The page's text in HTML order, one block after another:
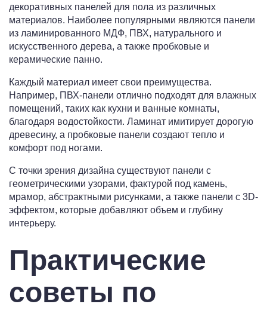
декоративных панелей для пола из различных
материалов. Наиболее популярными являются панели
из ламинированного МДФ, ПВХ, натурального и
искусственного дерева, а также пробковые и
керамические панно.
Каждый материал имеет свои преимущества.
Например, ПВХ-панели отлично подходят для влажных
помещений, таких как кухни и ванные комнаты,
благодаря водостойкости. Ламинат имитирует дорогую
древесину, а пробковые панели создают тепло и
комфорт под ногами.
С точки зрения дизайна существуют панели с
геометрическими узорами, фактурой под камень,
мрамор, абстрактными рисунками, а также панели с 3D-
эффектом, которые добавляют объем и глубину
интерьеру.
Практические
советы по